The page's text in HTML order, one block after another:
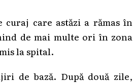
care astăzi a rămas în
de mai multe ori în zona
la spital.
de bază. După două zile,